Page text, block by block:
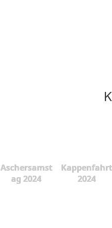
Aschersamst
ag 2024
Kappenfahrt
2024